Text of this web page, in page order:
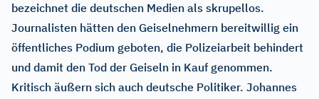
bezeichnet die deutschen Medien als skrupellos.
Journalisten hätten den Geiselnehmern bereitwillig ein
öffentliches Podium geboten, die Polizeiarbeit behindert
und damit den Tod der Geiseln in Kauf genommen.
Kritisch äußern sich auch deutsche Politiker. Johannes